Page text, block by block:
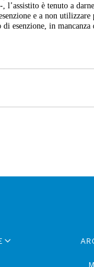
l’assistito è tenuto a darne
e a non
esenzione, in mancanza